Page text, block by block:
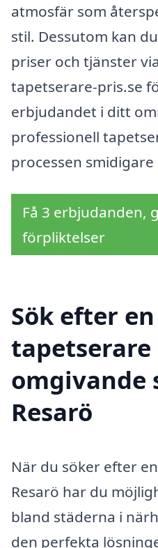
atmosfär som
stil. Dessutom kan
priser och tjänster
tapetserare-pris.se
erbjudandet i ditt
professionell
processen
Få 3 erbjudanden,
förpliktelser
Sök efter
tapetserare
omgivande
Resarö
När du söker efter
Resarö har du
bland städerna i
den perfekta